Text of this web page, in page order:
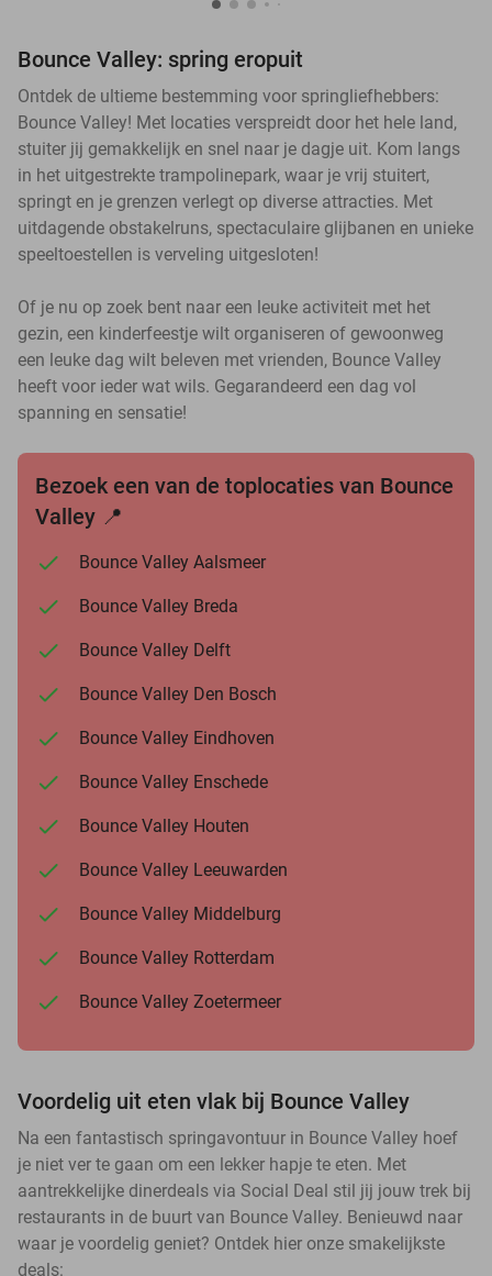
Bounce Valley: spring eropuit
Ontdek de ultieme bestemming voor springliefhebbers:
Bounce Valley! Met locaties verspreidt door het hele land,
stuiter jij gemakkelijk en snel naar je dagje uit. Kom langs
in het uitgestrekte trampolinepark, waar je vrij stuitert,
springt en je grenzen verlegt op diverse attracties. Met
uitdagende obstakelruns, spectaculaire glijbanen en unieke
speeltoestellen is verveling uitgesloten!
Of je nu op zoek bent naar een leuke activiteit met het
gezin, een kinderfeestje wilt organiseren of gewoonweg
een leuke dag wilt beleven met vrienden, Bounce Valley
heeft voor ieder wat wils. Gegarandeerd een dag vol
spanning en sensatie!
Bezoek een van de toplocaties van Bounce
Valley 📍
Bounce Valley Aalsmeer
Bounce Valley Breda
Bounce Valley Delft
Bounce Valley Den Bosch
Bounce Valley Eindhoven
Bounce Valley Enschede
Bounce Valley Houten
Bounce Valley Leeuwarden
Bounce Valley Middelburg
Bounce Valley Rotterdam
Bounce Valley Zoetermeer
Voordelig uit eten vlak bij Bounce Valley
Na een fantastisch springavontuur in Bounce Valley hoef
je niet ver te gaan om een lekker hapje te eten. Met
aantrekkelijke dinerdeals via Social Deal stil jij jouw trek bij
restaurants in de buurt van Bounce Valley. Benieuwd naar
waar je voordelig geniet? Ontdek hier onze smakelijkste
deals: